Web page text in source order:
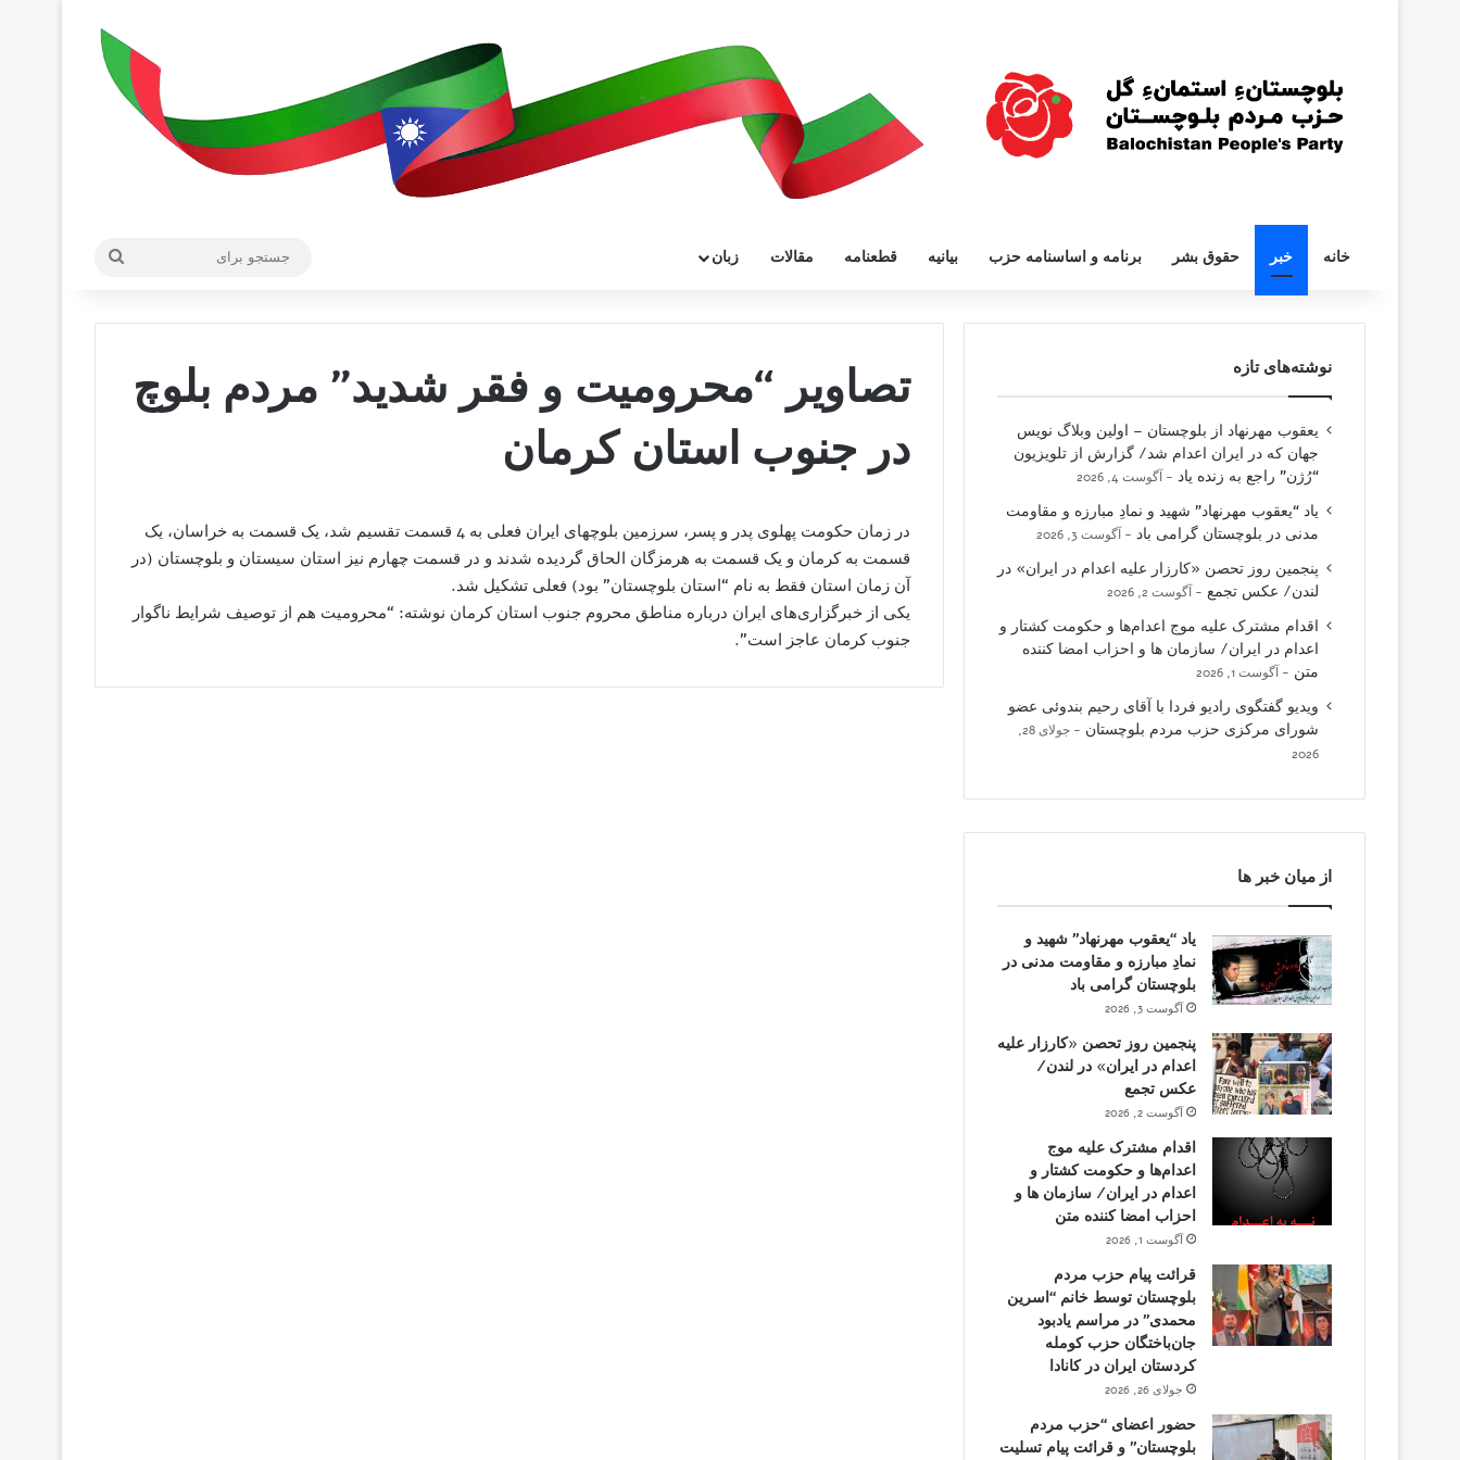
خانه خبر حقوق بشر برنامه و اساسنامه حزب بیانیه قطعنامه مقالات زبان
تصاویر “محرومیت و فقر شدید” مردم بلوچ
در جنوب استان کرمان
در زمان حکومت پهلوی پدر و پسر، سرزمین بلوچهای ایران فعلی به 4 قسمت تقسیم شد، یک قسمت به خراسان، یک
قسمت به کرمان و یک قسمت به هرمزگان الحاق گردیده شدند و در قسمت چهارم نیز استان سیستان و بلوچستان (در
آن زمان استان فقط به نام “استان بلوچستان” بود) فعلی تشکیل شد.
یکی از خبرگزاری‌های ایران درباره مناطق محروم جنوب استان کرمان نوشته: “محرومیت هم از توصیف شرایط ناگوار
جنوب کرمان عاجز است”.
نوشته‌های تازه
یعقوب مهرنهاد از بلوچستان – اولین وبلاگ نویس
جهان که در ایران اعدام شد/ گزارش از تلویزیون
“رُژن” راجع به زنده یاد
آگوست 4, 2026
یاد “یعقوب مهرنهاد” شهید و نمادِ مبارزه و مقاومت
مدنی در بلوچستان گرامی باد
آگوست 3, 2026
پنجمین روز تحصن «کارزار علیه اعدام در ایران» در
لندن/ عکس تجمع
آگوست 2, 2026
اقدام مشترک علیه موج اعدام‌ها و حکومت کشتار و
اعدام در ایران/ سازمان ها و احزاب امضا کننده
متن
آگوست 1, 2026
ویدیو گفتگوی رادیو فردا با آقای رحیم بندوئی عضو
شورای مرکزی حزب مردم بلوچستان
جولای 28,
2026
از میان خبر ها
یاد “یعقوب مهرنهاد” شهید و
نمادِ مبارزه و مقاومت مدنی در
بلوچستان گرامی باد
آگوست 3, 2026
پنجمین روز تحصن «کارزار علیه
اعدام در ایران» در لندن/
عکس تجمع
آگوست 2, 2026
اقدام مشترک علیه موج
اعدام‌ها و حکومت کشتار و
اعدام در ایران/ سازمان ها و
احزاب امضا کننده متن
آگوست 1, 2026
قرائت پیام حزب مردم
بلوچستان توسط خانم “اسرین
محمدی” در مراسم یادبود
جان‌باختگان حزب کومله
کردستان ایران در کانادا
جولای 26, 2026
حضور اعضای “حزب مردم
بلوچستان” و قرائت پیام تسلیت